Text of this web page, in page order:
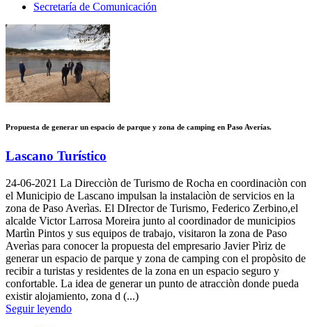
Secretaría de Comunicación
Propuesta de generar un espacio de parque y zona de camping en Paso Averías.
Lascano Turístico
24-06-2021 La Direcciòn de Turismo de Rocha en coordinaciòn con
el Municipio de Lascano impulsan la instalaciòn de servicios en la
zona de Paso Averìas. El DIrector de Turismo, Federico Zerbino,el
alcalde Victor Larrosa Moreira junto al coordinador de municipios
Martìn Pintos y sus equipos de trabajo, visitaron la zona de Paso
Averìas para conocer la propuesta del empresario Javier Pìriz de
generar un espacio de parque y zona de camping con el propòsito de
recibir a turistas y residentes de la zona en un espacio seguro y
confortable. La idea de generar un punto de atracciòn donde pueda
existir alojamiento, zona d (...)
Seguir leyendo